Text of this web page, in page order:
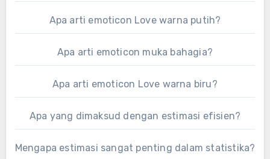
Apa arti emoticon Love warna putih?
Apa arti emoticon muka bahagia?
Apa arti emoticon Love warna biru?
Apa yang dimaksud dengan estimasi efisien?
Mengapa estimasi sangat penting dalam statistika?